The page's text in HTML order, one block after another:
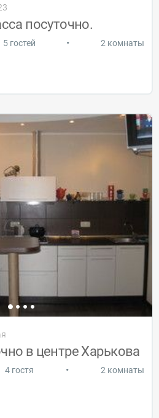
посуточно.
5 гостей • 2 комнаты
в центре Харькова
4 гостя • 2 комнаты